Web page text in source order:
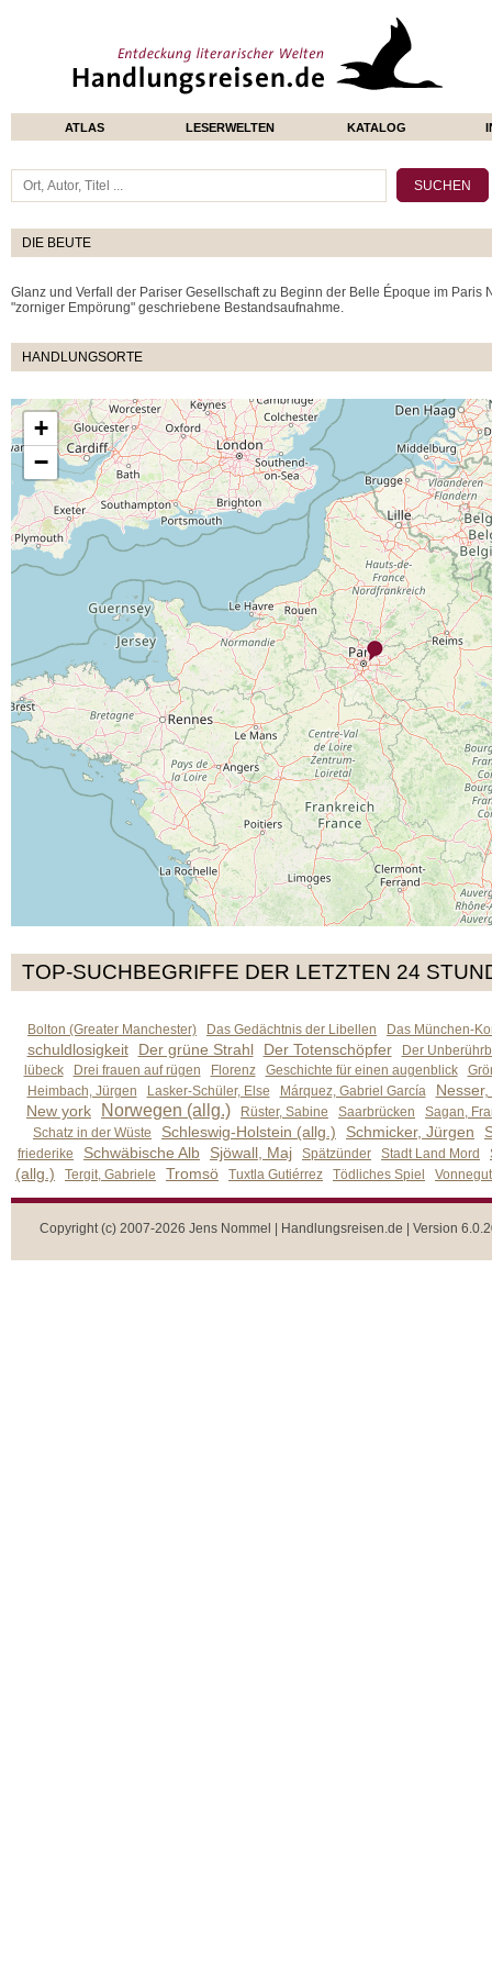
ATLAS LESERWELTEN KATALOG
DIE BEUTE
Glanz und Verfall der Pariser Gesellschaft zu Beginn der Belle Époque im Paris
"zorniger Empörung" geschriebene Bestandsaufnahme.
HANDLUNGSORTE
+
−
TOP-SUCHBEGRIFFE DER LETZTEN 24
Bolton (Greater Manchester) Das Gedächtnis der Libellen Das München-
schuldlosigkeit Der grüne Strahl Der Totenschöpfer
Der
lübeck
Drei frauen auf rügen Florenz Geschichte für einen augenblick
Heimbach, Jürgen
Lasker-Schüler, Else Márquez, Gabriel García
New york
Norwegen (allg.) Rüster, Sabine Saarbrücken
Sagan,
Schatz in der Wüste
Schleswig-Holstein (allg.) Schmicker, Jürgen
friederike Schwäbische Alb Sjöwall, Maj Spätzünder Stadt Land Mord
(allg.) Tergit, Gabriele Tromsö Tuxtla Gutiérrez Tödliches Spiel
Copyright (c) 2007-2026 Jens Nommel | Handlungsreisen.de | Version